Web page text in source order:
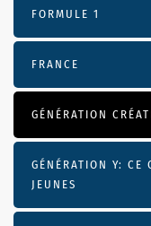
FORMULE 1
FRANCE
GÉNÉRATION
GÉNÉRATION Y: CE
JEUNES